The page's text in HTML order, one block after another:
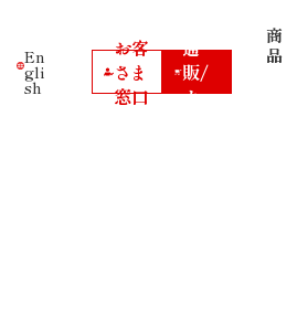
En
gli
sh
お客
さ ま
窓口
通
販/
カー
商
品
誠に勝手ながら、2026年8月13日(
みをさせていただきます。
お問い合わせや公式通販は、8月17
させていただきます。
ご迷惑をおかけいたしますが、何